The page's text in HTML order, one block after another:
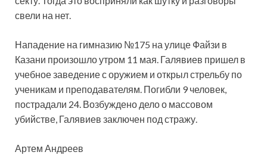
свели на нет.
Нападение на гимназию №175 на улице Файзи в
Казани произошло утром 11 мая. Галявиев пришел в
учебное заведение с оружием и открыл стрельбу по
ученикам и преподавателям. Погибли 9 человек,
пострадали 24. Возбуждено дело о массовом
убийстве, Галявиев заключен под стражу.
Артем Андреев